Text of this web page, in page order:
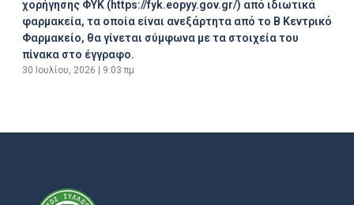
χορήγησης ΦΥΚ (https://fyk.eopyy.gov.gr/) από ιδιωτικά
φαρμακεία, τα οποία είναι ανεξάρτητα από το Β Κεντρικό
Φαρμακείο, θα γίνεται σύμφωνα με τα στοιχεία του
πίνακα στο έγγραφο.
30 Ιουλίου, 2026 9:03 πμ